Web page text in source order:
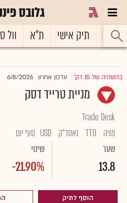
גלובס
ראשי תיק אישי ת"א וול
בהשהיה של 15 דק' עדכון אחרון 6/8/2026
מניית טרייד דסק
Trade Desk
מניה
TTD נאסד"ק USD סוף יום
שער
13.8
שינוי
-21.90%
הוסף לתיק